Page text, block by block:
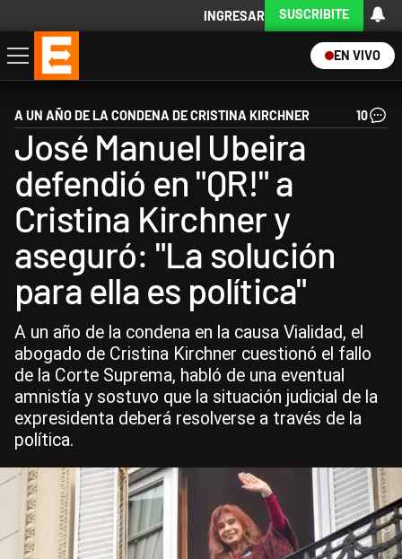
INGRESAR SUSCRIBITE
EN VIVO
Economía
Política
Internacional
Actualidad
Descargá la App
A UN AÑO DE LA CONDENA DE CRISTINA KIRCHNER 10
José Manuel Ubeira
defendió en "QR!" a
Cristina Kirchner y
aseguró: "La solución
para ella es política"
A un año de la condena en la causa Vialidad, el
abogado de Cristina Kirchner cuestionó el fallo
de la Corte Suprema, habló de una eventual
amnistía y sostuvo que la situación judicial de la
expresidenta deberá resolverse a través de la
política.